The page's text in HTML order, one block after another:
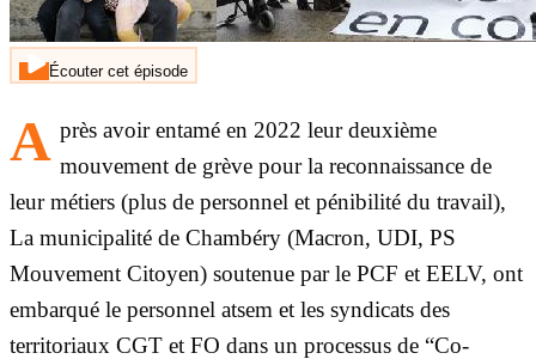
Écouter cet épisode
A près avoir entamé en 2022 leur deuxième
mouvement de grève pour la reconnaissance de
leur métiers (plus de personnel et pénibilité du travail),
La municipalité de Chambéry (Macron, UDI, PS
Mouvement Citoyen) soutenue par le PCF et EELV, ont
embarqué le personnel atsem et les syndicats des
territoriaux CGT et FO dans un processus de “Co-